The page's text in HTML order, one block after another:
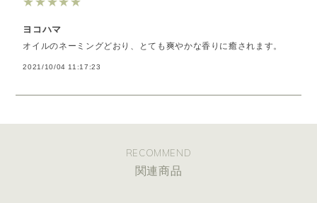
ヨコハマ
オイルのネーミングどおり、とても爽やかな香りに癒されます。
2021/10/04 11:17:23
RECOMMEND
関連商品